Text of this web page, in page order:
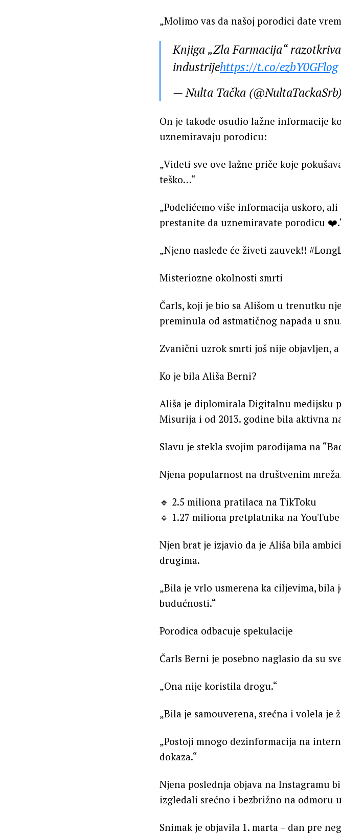
„Molimo vas da našoj porodici date
Knjiga „Zla Farmacija“
industrijehttps://t.co/ezbY0GFlog
— Nulta Tačka
On je takođe osudio lažne informacije
uznemiravaju porodicu:
„Videti sve ove lažne priče koje
teško…“
„Podelićemo više informacija uskoro,
prestanite da uznemiravate porodicu
„Njeno nasleđe će živeti zauvek!!
Misteriozne okolnosti smrti
Čarls, koji je bio sa Ališom u trenutku
preminula od astmatičnog napada u
Zvanični uzrok smrti još nije objavljen,
Ko je bila Ališa Berni?
Ališa je diplomirala Digitalnu medijsku
Misurija i od 2013. godine bila aktivna
Slavu je stekla svojim parodijama na
Njena popularnost na društvenim
🔹 2.5 miliona pratilaca na TikToku
🔹 1.27 miliona pretplatnika na
Njen brat je izjavio da je Ališa bila
drugima.
„Bila je vrlo usmerena ka ciljevima, bila
budućnosti.“
Porodica odbacuje spekulacije
Čarls Berni je posebno naglasio da su
„Ona nije koristila drogu.“
„Bila je samouverena, srećna i volela je
„Postoji mnogo dezinformacija na
dokaza.“
Njena poslednja objava na Instagramu
izgledali srećno i bezbrižno na odmoru
Snimak je objavila 1. marta – dan pre